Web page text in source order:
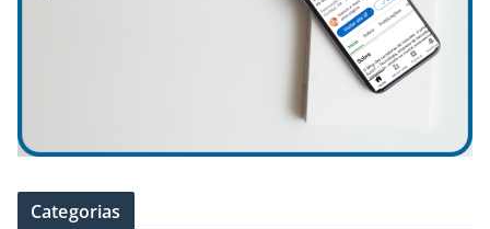
Categorias